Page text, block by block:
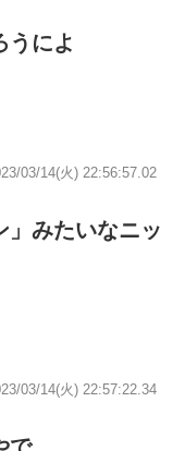
うによ
03/14(火) 22:56:57.02
」みたいなニッ
03/14(火) 22:57:22.34